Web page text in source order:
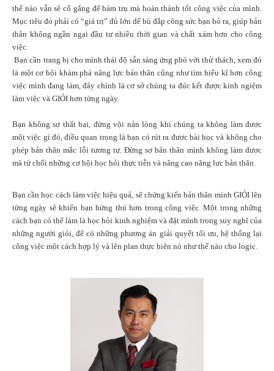
thế nào vẫn sẽ cố gắng để bám trụ mà hoàn thành tốt công việc của mình.
Mục tiêu đó phải có “giá trị” đủ lớn để bù đắp công sức bạn bỏ ra, giúp bản
thân không ngần ngại đầu tư nhiều thời gian và chất xám hơn cho công
việc.
Bạn cần trang bị cho mình thái độ sẵn sàng ứng phó với thử thách, xem đó
là một cơ hội khám phá năng lực bản thân cũng như tìm hiểu kĩ hơn công
việc mình đang làm, đây chính là cơ sở chúng ta đúc kết được kinh ngiệm
làm việc và GIỎI hơn từng ngày.
Bạn không sợ thất bại, đừng vội nản lòng khi chúng ta không làm được
một việc gì đó, điều quan trọng là bạn có rút ra được bài học và không cho
phép bản thân mắc lỗi tương tự. Đừng sợ bản thân mình không làm được
mà từ chối những cơ hội học hỏi thực tiễn và nâng cao năng lực bản thân.
Bạn cần học cách làm việc hiệu quả, sẽ chứng kiến bản thân mình GIỎI lên
từng ngày sẽ khiến bạn hứng thú hơn trong công việc. Một trong những
cách bạn có thể làm là học hỏi kinh nghiệm và đặt mình trong suy nghĩ của
những người giỏi, để có những phương án giải quyết tối ưu, hệ thống lại
công việc một cách hợp lý và lên plan thực hiện nó như thế nào cho logic.